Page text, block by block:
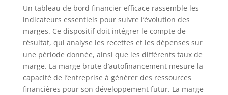
Un tableau de bord financier efficace rassemble les
indicateurs essentiels pour suivre l’évolution des
marges. Ce dispositif doit intégrer le compte de
résultat, qui analyse les recettes et les dépenses sur
une période donnée, ainsi que les différents taux de
marge. La marge brute d’autofinancement mesure la
capacité de l’entreprise à générer des ressources
financières pour son développement futur. La marge